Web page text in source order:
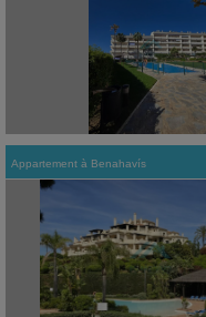
Appartement à Benahavís